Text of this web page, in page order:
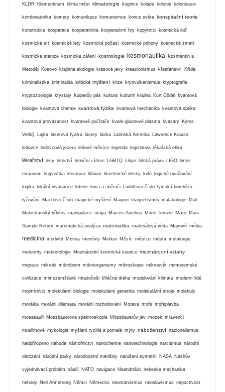
KLDR Klementinum klima měst klimatologie kognice kolaps kolonie kolonizace
kombinatorika komety komunikace komunismus konce světa konspirační teorie
konstrukce kooperace kooperativita kooperativní hry kopytníci kosmická loď
kosmická síť kosmické lety kosmické počasí kosmické pohony kosmické smetí
kosmické stanice kosmické záření kosmologie kosmonautika Kosntantin a
Metoděj Kosovo krajinná ekologie krasové jevy kreacionismus křesťanství Křída
kriminalistika kriminalita kritické myšlení krize kryovulkanismus kryptografie
kryptozoologie krystaly Kuiperův pás kultura kulturní krajina Kurt Gödel kvantová
biologie kvantová chemie kvantová fyzika kvantová mechanika kvantová optika
kvantová provázanost kvantové počítače kvark-gluonové plazma kvasary Kyros
Veliký Lajka laserová fyzika lasery láska Latinská Amerika Lawrence Krauss
ledovce ledovcová jezera ledové měsíce legenda legislativa lékařská etika
lékařství lesy letectví letniční církve LGBTQ Libye lidská práva LIGO limes
romanum lingvistika literatura lithium litosferické desky lodě logické uvažování
logika lokální invariance loterie lovci a sběrači Ludolfovo číslo lymská borelióza
lyžování Machovo číslo magické myšlení Magion magnetismus malakologie Mali
Malostranský hřbitov manipulace mapa Marcus Aurelius Marie Terezie Mars Mars
Sample Return matematická analýza matematika materiálová věda Mayové média
medicína medvěd Mensa menšiny Merkur Měsíc měsíce města metalurgie
meteority meteorologie Mezinárodní kosmická stanice mezinárodní vztahy
migrace mikrobi mikrobiom mikroorganismy mikroskopie mikrosvět mimozemské
civilizace mimozemšťané mladočeši Mléčná dráha modelování klimatu moderní lidé
mojmírovci molekulární biologie molekulární genetika molekulární stroje molekuly
morálka morální dilemata morální rozhodování Morava moře mořeplavba
mosasauři Mössbauerova spektroskopie Mössbauerův jev mozek mravenci
muslimové mykologie myšlení rychlé a pomalé mýty náboženství nacionalismus
nadpřirozeno náhoda námořnictví nanochemie nanotechnologie narcismus národní
obrození národní parky národnostní menšiny narušení symetrií NASA Nashův
vyjednávací problém násilí NATO navigace Neandrtálci nebeská mechanika
nehody Neil Armstrong Němci Německo neomarxismus neoslavismus nepoctivost